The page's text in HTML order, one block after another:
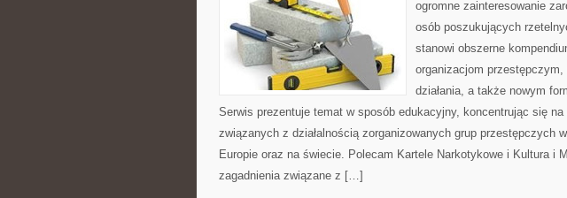
ogromne zainteresowanie
osób poszukujących
stanowi obszerne
organizacjom
działania, a także nowym
Serwis prezentuje temat w sposób edukacyjny, koncentrując się
związanych z działalnością zorganizowanych grup przestępczych
Europie oraz na świecie. Polecam Kartele Narkotykowe i Kultura i
zagadnienia związane z […]